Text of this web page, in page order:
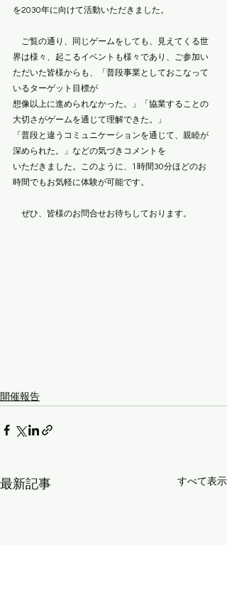
を2030年に向けて活動いただきました。
ご覧の通り、同じゲームをしても、見えてくる世
界は様々、起こるイベントも様々であり、ご参加い
ただいた皆様からも、「普段事業としておこなって
いるターゲット目標が
想像以上に進められなかった。」「協業することの
大切さがゲームを通じて理解できた。」
「普段と違うコミュニケーションを通じて、親睦が
深められた。」などの気づきコメントを
いただきました。このように、1時間30分ほどのお
時間でもお気軽に体験が可能です。
ぜひ、皆様のお問合せお待ちしております。
開催報告
最新記事 すべて表示